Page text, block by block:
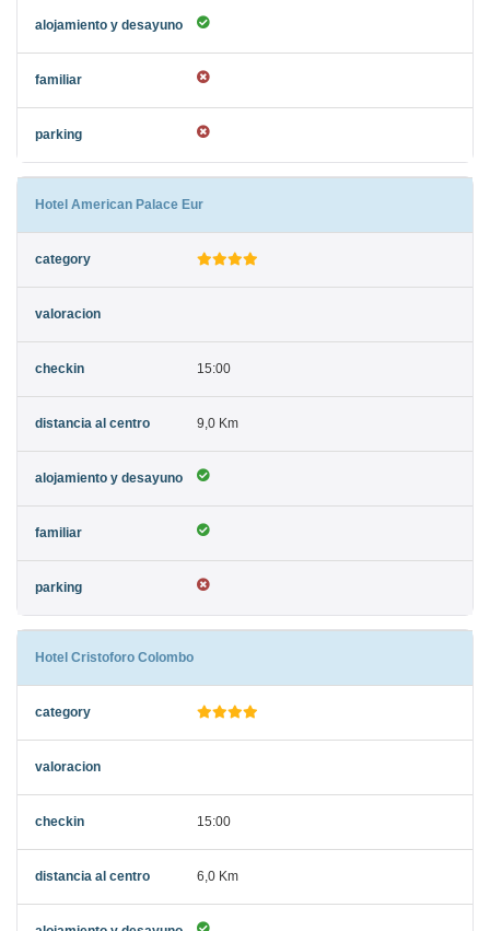
Hotel American Palace Eur
15:00
9,0 Km
Hotel Cristoforo Colombo
15:00
6,0 Km